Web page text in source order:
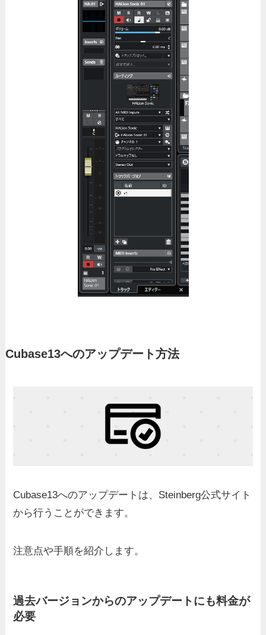
Cubase13へのアップデート方法
Cubase13へのアップデートは、Steinberg公式サイト
から行うことができます。
注意点や手順を紹介します。
過去バージョンからのアップデートにも料金が
必要